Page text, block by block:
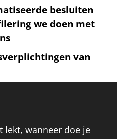
besluiten
we doen met
van
lekt, wanneer doe je